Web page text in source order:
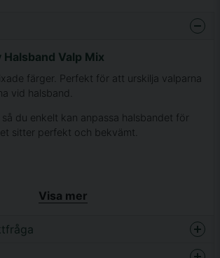
Valp Mix
färger. Perfekt för att urskilja valparna
vid halsband.
du enkelt kan anpassa halsbandet för
sitter perfekt och bekvämt.
Visa mer